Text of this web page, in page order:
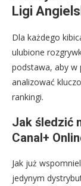
Ligi
Dla każdego
ulubione
podstawa, aby w
analizować
rankingi.
Jak śledzić
Canal+
Jak już
jedynym